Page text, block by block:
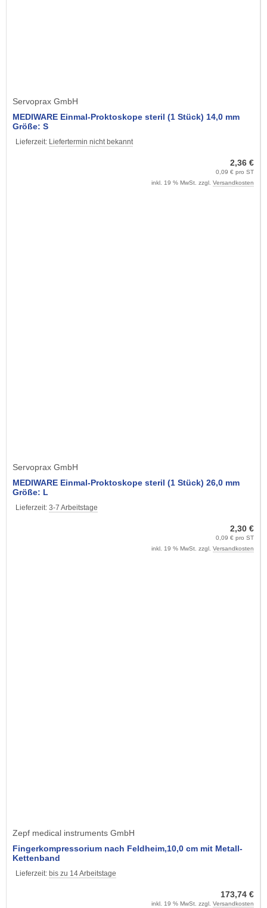
Servoprax GmbH
MEDIWARE Einmal-Proktoskope steril (1 Stück) 14,0 mm
Größe: S
Lieferzeit: Liefertermin nicht bekannt
2,36 €
0,09 € pro ST
inkl. 19 % MwSt. zzgl. Versandkosten
Servoprax GmbH
MEDIWARE Einmal-Proktoskope steril (1 Stück) 26,0 mm
Größe: L
Lieferzeit: 3-7 Arbeitstage
2,30 €
0,09 € pro ST
inkl. 19 % MwSt. zzgl. Versandkosten
Zepf medical instruments GmbH
Fingerkompressorium nach Feldheim,10,0 cm mit Metall-
Kettenband
Lieferzeit: bis zu 14 Arbeitstage
173,74 €
inkl. 19 % MwSt. zzgl. Versandkosten